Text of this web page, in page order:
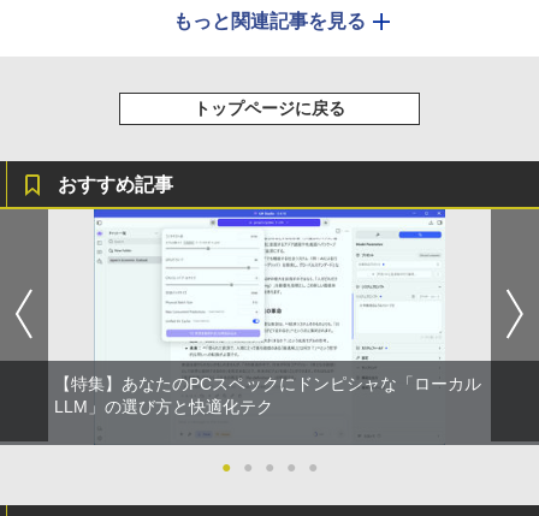
もっと関連記事を見る
トップページに戻る
おすすめ記事
【特集】あなたのPCスペックにドンピシャな「ローカル
LLM」の選び方と快適化テク
● ● ● ● ●